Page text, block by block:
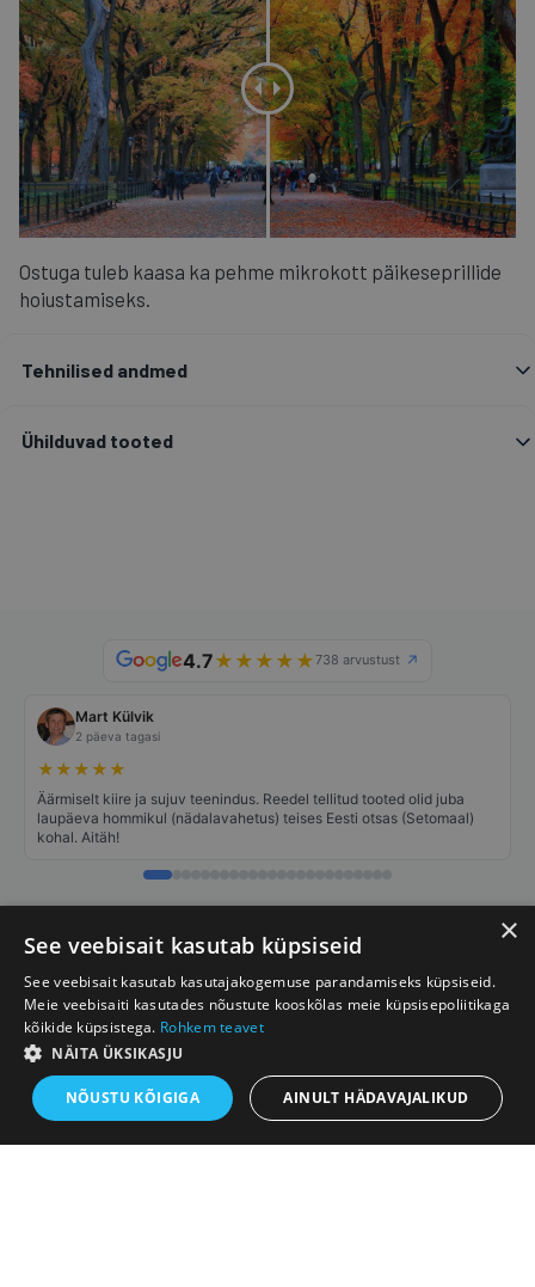
Ostuga tuleb kaasa ka pehme mikrokott päikeseprillide
hoiustamiseks.
Tehnilised andmed
Ühilduvad tooted
4.7★ ★ ★ ★ ★738 arvustust
Mart Külvik
2 päeva tagasi
★ ★ ★ ★ ★
Äärmiselt kiire ja sujuv teenindus. Reedel tellitud tooted olid juba
laupäeva hommikul (nädalavahetus) teises Eesti otsas (Setomaal)
kohal. Aitäh!
TINGIMUSED
GPS EESTI
×
See veebisait kasutab küpsiseid
See veebisait kasutab kasutajakogemuse parandamiseks küpsiseid.
Meie veebisaiti kasutades nõustute kooskõlas meie küpsisepoliitikaga
kõikide küpsistega. Rohkem teavet
NÄITA ÜKSIKASJU
NÕUSTU KÕIGIGA AINULT HÄDAVAJALIKUD